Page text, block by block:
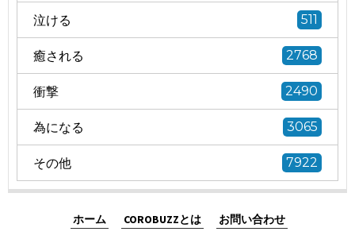
泣ける 511
癒される 2768
衝撃 2490
為になる 3065
その他 7922
ホーム COROBUZZとは お問い合わせ